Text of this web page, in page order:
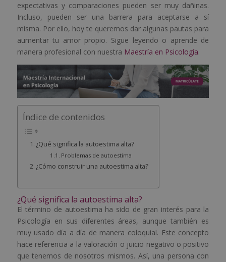
expectativas y comparaciones pueden ser muy dañinas.
Incluso, pueden ser una barrera para aceptarse a sí
misma. Por ello, hoy te queremos dar algunas pautas para
aumentar tu amor propio. Sigue leyendo o aprende de
manera profesional con nuestra Maestría en Psicología.
Índice de contenidos
¿Qué significa la autoestima alta?
Problemas de autoestima
¿Cómo construir una autoestima alta?
¿Qué significa la autoestima alta?
El término de autoestima ha sido de gran interés para la
Psicología en sus diferentes áreas, aunque también es
muy usado día a día de manera coloquial. Este concepto
hace referencia a la valoración o juicio negativo o positivo
que tenemos de nosotros mismos. Así, una persona con